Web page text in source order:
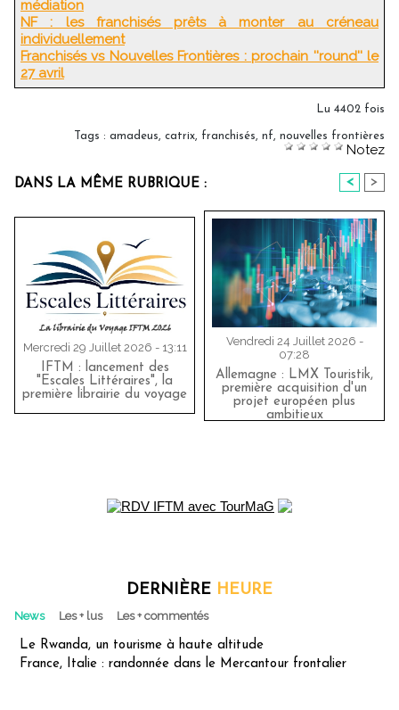
médiation
NF : les franchisés prêts à monter au créneau
individuellement
Franchisés vs Nouvelles Frontières : prochain ''round'' le
27 avril
Lu 4402 fois
Tags : amadeus, catrix, franchisés, nf, nouvelles frontières
Notez
DANS LA MÊME RUBRIQUE : < >
Mercredi 29 Juillet 2026 - 13:11
IFTM : lancement des
"Escales Littéraires", la
première librairie du voyage
Vendredi 24 Juillet 2026 -
07:28
Allemagne : LMX Touristik,
première acquisition d'un
projet européen plus
ambitieux
DERNIÈRE HEURE
News Les + lus Les + commentés
Le Rwanda, un tourisme à haute altitude
France, Italie : randonnée dans le Mercantour frontalier